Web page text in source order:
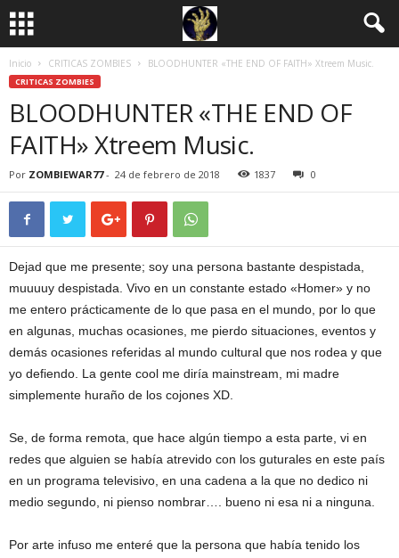
Inicio CRITICAS ZOMBIES BLOODHUNTER «THE END OF FAITH» Xtreem Music.
CRITICAS ZOMBIES
BLOODHUNTER «THE END OF
FAITH» Xtreem Music.
Por ZOMBIEWAR77- 24 de febrero de 2018 1837 0
Dejad que me presente; soy una persona bastante despistada,
muuuuy despistada. Vivo en un constante estado «Homer» y no
me entero prácticamente de lo que pasa en el mundo, por lo que
en algunas, muchas ocasiones, me pierdo situaciones, eventos y
demás ocasiones referidas al mundo cultural que nos rodea y que
yo defiendo. La gente cool me diría mainstream, mi madre
simplemente huraño de los cojones XD.
Se, de forma remota, que hace algún tiempo a esta parte, vi en
redes que alguien se había atrevido con los guturales en este país
en un programa televisivo, en una cadena a la que no dedico ni
medio segundo, ni pienso nombrar…. bueno ni esa ni a ninguna.
Por arte infuso me enteré que la persona que había tenido los